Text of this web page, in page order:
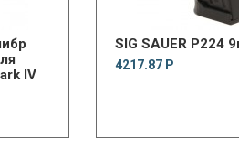
IV
SIG SAUER P224
4217.87 Р